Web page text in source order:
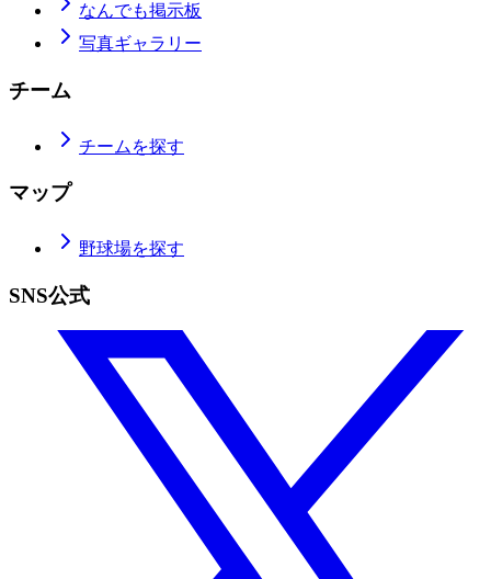
なんでも掲示板
写真ギャラリー
チーム
チームを探す
マップ
野球場を探す
SNS公式